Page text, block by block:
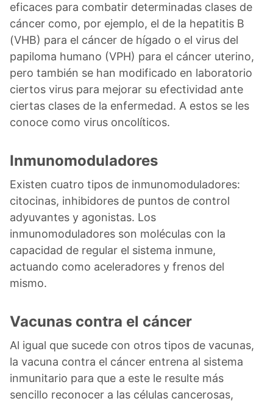
eficaces para combatir determinadas clases de
cáncer como, por ejemplo, el de la hepatitis B
(VHB) para el cáncer de hígado o el virus del
papiloma humano (VPH) para el cáncer uterino,
pero también se han modificado en laboratorio
ciertos virus para mejorar su efectividad ante
ciertas clases de la enfermedad. A estos se les
conoce como virus oncolíticos.
Inmunomoduladores
Existen cuatro tipos de inmunomoduladores:
citocinas, inhibidores de puntos de control
adyuvantes y agonistas. Los
inmunomoduladores son moléculas con la
capacidad de regular el sistema inmune,
actuando como aceleradores y frenos del
mismo.
Vacunas contra el cáncer
Al igual que sucede con otros tipos de vacunas,
la vacuna contra el cáncer entrena al sistema
inmunitario para que a este le resulte más
sencillo reconocer a las células cancerosas,